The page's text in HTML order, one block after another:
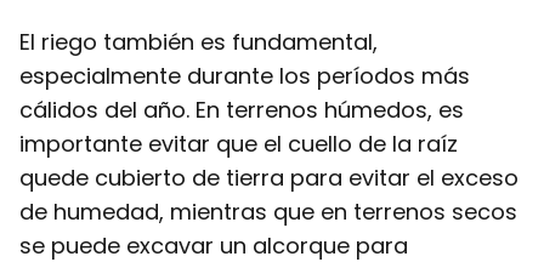
El riego también es fundamental,
especialmente durante los períodos más
cálidos del año. En terrenos húmedos, es
importante evitar que el cuello de la raíz
quede cubierto de tierra para evitar el exceso
de humedad, mientras que en terrenos secos
se puede excavar un alcorque para